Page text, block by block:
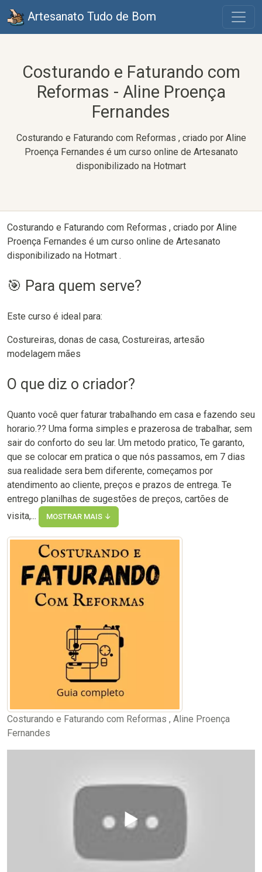
Artesanato Tudo de Bom
Costurando e Faturando com
Reformas - Aline Proença
Fernandes
Costurando e Faturando com Reformas , criado por Aline
Proença Fernandes é um curso online de Artesanato
disponibilizado na Hotmart
Costurando e Faturando com Reformas , criado por Aline
Proença Fernandes é um curso online de Artesanato
disponibilizado na Hotmart .
🎯 Para quem serve?
Este curso é ideal para:
Costureiras, donas de casa, Costureiras, artesão
modelagem mães
O que diz o criador?
Quanto você quer faturar trabalhando em casa e fazendo seu
horario.?? Uma forma simples e prazerosa de trabalhar, sem
sair do conforto do seu lar. Um metodo pratico, Te garanto,
que se colocar em pratica o que nós passamos, em 7 dias
sua realidade sera bem diferente, começamos por
atendimento ao cliente, preços e prazos de entrega. Te
entrego planilhas de sugestões de preços, cartões de
visita,...
MOSTRAR MAIS ↓
Costurando e Faturando com Reformas , Aline Proença
Fernandes
▶️